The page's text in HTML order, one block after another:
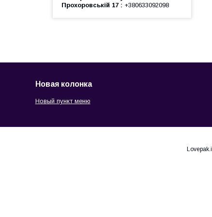
Прохоровській 17
+380633092098
Новая колонка
Новый пункт меню